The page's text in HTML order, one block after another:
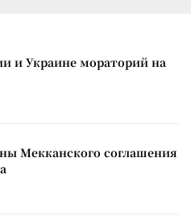
и Украине мораторий на
Мекканского соглашения